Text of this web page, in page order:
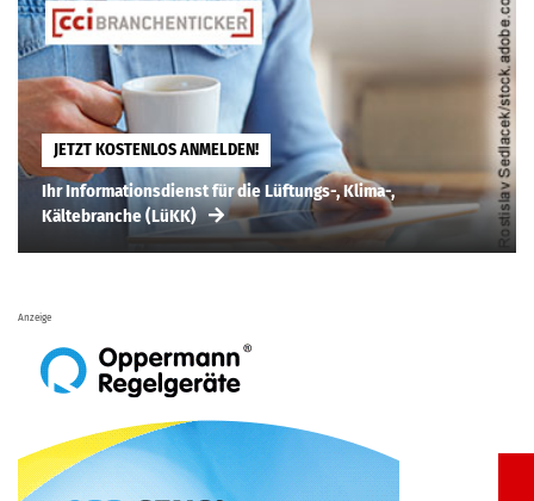
JETZT KOSTENLOS ANMELDEN!
Ihr Informationsdienst für die Lüftungs-, Klima-,
Kältebranche (LüKK)
Anzeige